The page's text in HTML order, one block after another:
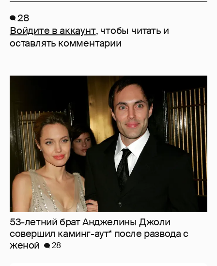
28
Войдите в аккаунт, чтобы читать и
оставлять комментарии
53-летний брат Анджелины Джоли
совершил каминг-аут* после развода с
женой
28